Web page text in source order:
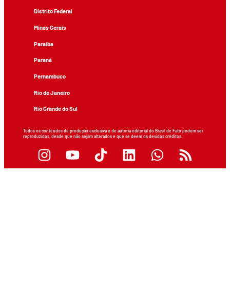
Distrito Federal
Minas Gerais
Paraíba
Paraná
Pernambuco
Rio de Janeiro
Rio Grande do Sul
Todos os conteúdos de produção exclusiva e de autoria editorial do Brasil de Fato podem ser
reproduzidos, desde que não sejam alterados e que se deem os devidos créditos.